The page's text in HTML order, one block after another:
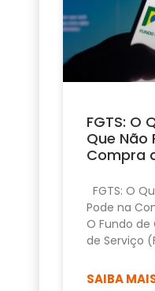
FGTS: O
Que Não
Compra
FGTS: O
Pode na
O Fundo
de Serviço
SAIBA